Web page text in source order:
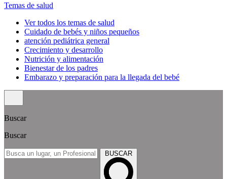
Temas de salud
Ver todos los temas de salud
Cuidado de bebés y niños pequeños
atención pediátrica general
Crecimiento y desarrollo
Nutrición y alimentación
Bienestar de los padres
Embarazo y preparación para la llegada del bebé
Buscar
Buscar
BUSCAR